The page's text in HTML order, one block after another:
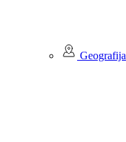
Geografija